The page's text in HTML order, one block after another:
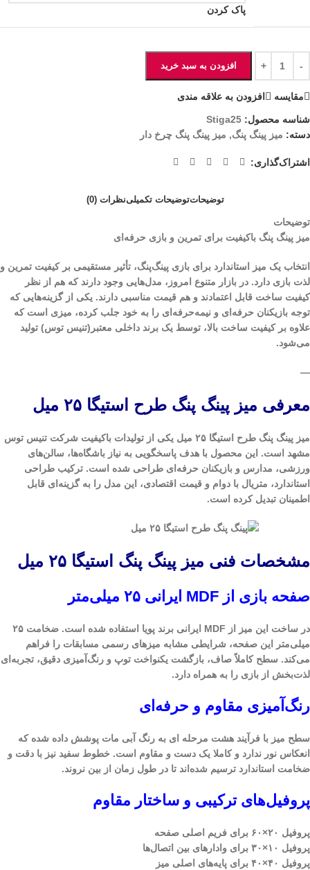
پاک کردن
افزودن به سبد خرید
مقايسه افزودن به علاقه مندی
شناسه محصول: Stiga25
دسته: میز پینگ پنگ, میز پینگ پنگ چرخ دار
اشتراک‌گذاری:
توضیحاتتوضیحات تکمیلینظرات (0)
توضیحات
میز پینگ پنگ باکیفیت برای تمرین و بازی حرفه‌ای
انتخاب یک میز استاندارد برای بازی پینگ‌پنگ، تأثیر مستقیمی بر کیفیت تمرین و
لذت بازی دارد. در بازار متنوع امروز، مدل‌هایی وجود دارند که هم از نظر
کیفیت ساخت قابل اعتمادند و هم قیمت مناسبی دارند. یکی از گزینه‌هایی که
توجه بازیکنان حرفه‌ای و نیمه‌حرفه‌ای را به خود جلب کرده، میزی است که
علاوه بر کیفیت ساخت بالا، توسط یک برند داخلی معتبر(تنیس توس) تولید
می‌شود.
—
معرفی میز پینگ پنگ طرح استیگا ۲۵ میل
میز پینگ پنگ طرح استیگا ۲۵ میل یکی از تولیدات باکیفیت شرکت تنیس توس
مشهد است. این محصول با هدف پاسخگویی به نیاز باشگاه‌ها، سالن‌های
ورزشی، مدارس و بازیکنان حرفه‌ای طراحی شده است. ترکیب طراحی
استاندارد، متریال با دوام و قیمت اقتصادی، این مدل را به گزینه‌ای قابل
اطمینان تبدیل کرده است.
مشخصات فنی میز پینگ پنگ استیگا ۲۵ میل
صفحه بازی از MDF ایرانی ۲۵ میلی‌متر
در ساخت این میز از MDF ایرانی برند پویا استفاده شده است. ضخامت ۲۵
میلی‌متر این صفحه، شرایطی مشابه میزهای رسمی مسابقات را فراهم
می‌کند. سطح کاملاً صاف، بازگشت یکنواخت توپ و رنگ‌آمیزی دقیق، تجربه‌ای
لذت‌بخش از بازی را به همراه دارد.
رنگ‌آمیزی مقاوم و حرفه‌ای
سطح میز با فرآیند هشت مرحله ای به رنگ آبی مات پوشش داده شده که
انعکاس نور ندارد و کاملا یک دست و مقاوم است. خطوط سفید نیز با دقت و
ضخامت استاندارد ترسیم شده‌اند تا در طول زمان از بین نروند.
پروفیل‌های ترکیبی و ساختار مقاوم
پروفیل ۲۰×۶۰ برای فریم اصلی صفحه
پروفیل ۱۰×۳۰ برای وادارهای بین اتصال‌ها
پروفیل ۴۰×۴۰ برای پایه‌های اصلی میز